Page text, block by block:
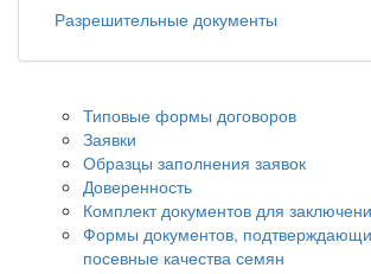
Разрешительные документы
Типовые формы договоров
Заявки
Образцы заполнения заявок
Доверенность
Комплект документов для
Формы документов,
посевные качества семян